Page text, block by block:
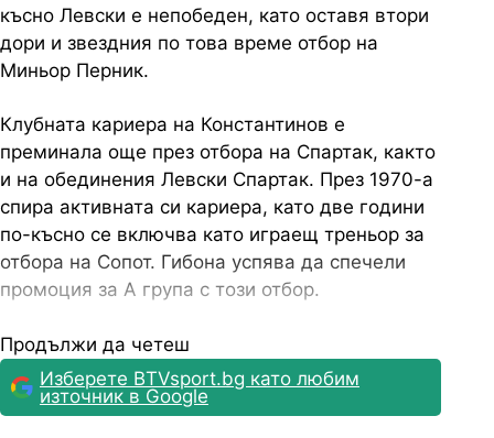
късно Левски е непобеден, като оставя втори
дори и звездния по това време отбор на
Миньор Перник.
Клубната кариера на Константинов е
преминала още през отбора на Спартак, както
и на обединения Левски Спартак. През 1970-а
спира активната си кариера, като две години
по-късно се включва като играещ треньор за
отбора на Сопот. Гибона успява да спечели
промоция за А група с този отбор.
Продължи да четеш
Изберете BTVsport.bg като любим
източник в Google